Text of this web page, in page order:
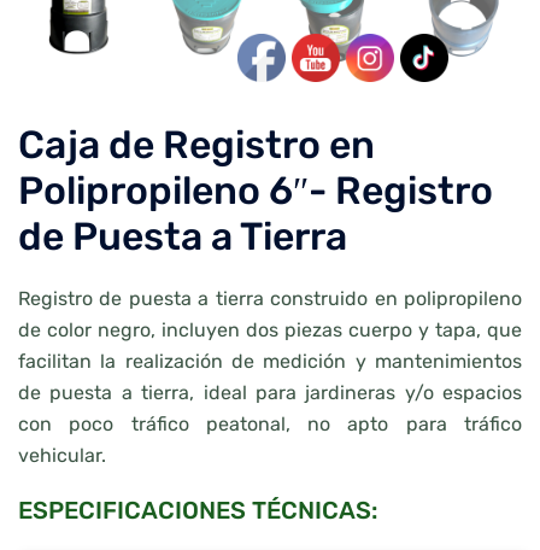
Caja de Registro en
Polipropileno 6″- Registro
de Puesta a Tierra
Registro de puesta a tierra construido en polipropileno
de color negro, incluyen dos piezas cuerpo y tapa, que
facilitan la realización de medición y mantenimientos
de puesta a tierra, ideal para jardineras y/o espacios
con poco tráfico peatonal, no apto para tráfico
vehicular.
ESPECIFICACIONES TÉCNICAS: